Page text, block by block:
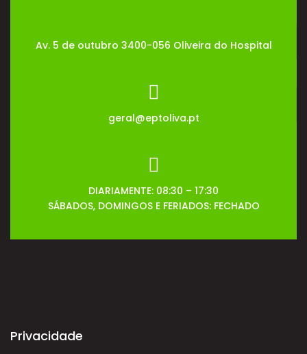
Av. 5 de outubro 3400-056 Oliveira do Hospital
geral@eptoliva.pt
DIARIAMENTE: 08:30 – 17:30
SÁBADOS, DOMINGOS E FERIADOS: FECHADO
Privacidade